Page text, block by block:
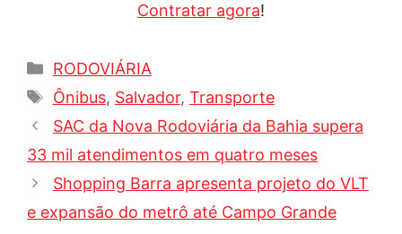
Contratar agora!
Categorias
RODOVIÁRIA
Tags
Ônibus, Salvador, Transporte
SAC da Nova Rodoviária da Bahia supera
33 mil atendimentos em quatro meses
Shopping Barra apresenta projeto do VLT
e expansão do metrô até Campo Grande